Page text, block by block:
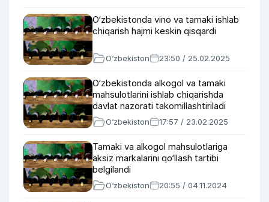
O‘zbekistonda vino va tamaki ishlab
chiqarish hajmi keskin qisqardi
O‘zbekiston 23:50 / 25.02.2025
O‘zbekistonda alkogol va tamaki
mahsulotlarini ishlab chiqarishda
davlat nazorati takomillashtiriladi
O‘zbekiston 17:57 / 23.02.2025
Tamaki va alkogol mahsulotlariga
aksiz markalarini qo‘llash tartibi
belgilandi
O‘zbekiston 20:55 / 04.11.2024